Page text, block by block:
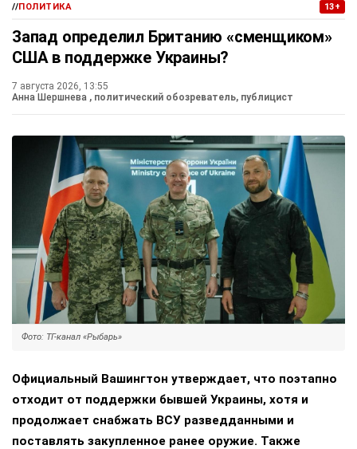
//ПОЛИТИКА 13+
Запад определил Британию «сменщиком»
США в поддержке Украины?
7 августа 2026, 13:55
Анна Шершнева , политический обозреватель, публицист
Фото: ТГ-канал «Рыбарь»
Официальный Вашингтон утверждает, что поэтапно
отходит от поддержки бывшей Украины, хотя и
продолжает снабжать ВСУ разведданными и
поставлять закупленное ранее оружие. Также